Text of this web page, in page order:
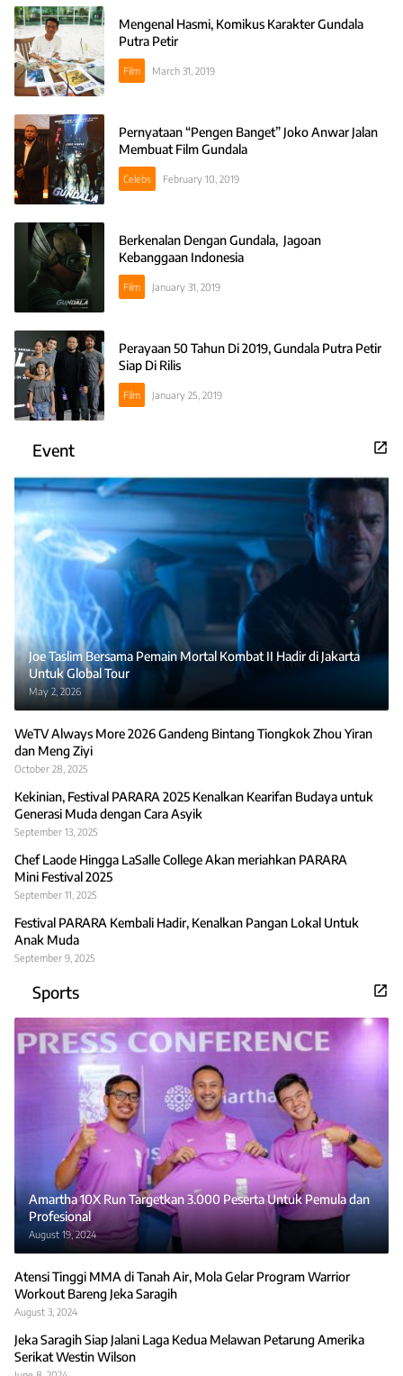
Mengenal Hasmi, Komikus Karakter Gundala
Putra Petir
Film March 31, 2019
Pernyataan “Pengen Banget” Joko Anwar Jalan
Membuat Film Gundala
Celebs February 10, 2019
Berkenalan Dengan Gundala, Jagoan
Kebanggaan Indonesia
Film January 31, 2019
Perayaan 50 Tahun Di 2019, Gundala Putra Petir
Siap Di Rilis
Film January 25, 2019
Event
Joe Taslim Bersama Pemain Mortal Kombat II Hadir di Jakarta
Untuk Global Tour
May 2, 2026
WeTV Always More 2026 Gandeng Bintang Tiongkok Zhou Yiran
dan Meng Ziyi
October 28, 2025
Kekinian, Festival PARARA 2025 Kenalkan Kearifan Budaya untuk
Generasi Muda dengan Cara Asyik
September 13, 2025
Chef Laode Hingga LaSalle College Akan meriahkan PARARA
Mini Festival 2025
September 11, 2025
Festival PARARA Kembali Hadir, Kenalkan Pangan Lokal Untuk
Anak Muda
September 9, 2025
Sports
Amartha 10X Run Targetkan 3.000 Peserta Untuk Pemula dan
Profesional
August 19, 2024
Atensi Tinggi MMA di Tanah Air, Mola Gelar Program Warrior
Workout Bareng Jeka Saragih
August 3, 2024
Jeka Saragih Siap Jalani Laga Kedua Melawan Petarung Amerika
Serikat Westin Wilson